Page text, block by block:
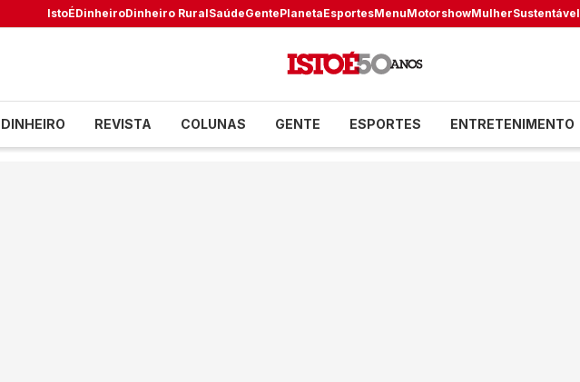
IstoÉDinheiroDinheiro RuralSaúdeGentePlanetaEsportesMenuMotorshowMulherSustentável
DINHEIRO REVISTA COLUNAS GENTE ESPORTES ENTRETENIMENTO